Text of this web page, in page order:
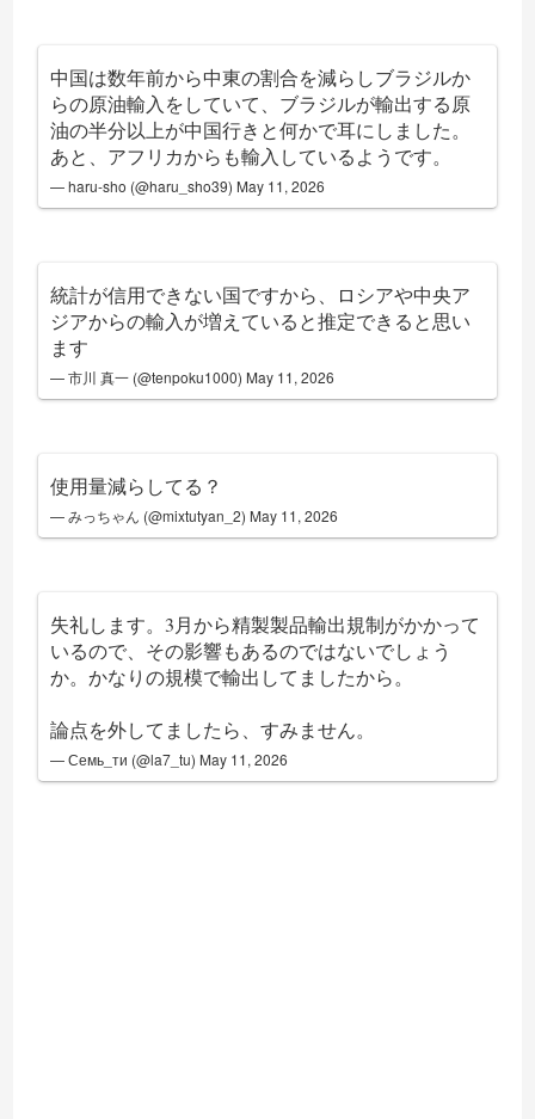
中国は数年前から中東の割合を減らしブラジルか
らの原油輸入をしていて、ブラジルが輸出する原
油の半分以上が中国行きと何かで耳にしました。
あと、アフリカからも輸入しているようです。
— haru-sho (@haru_sho39) May 11, 2026
統計が信用できない国ですから、ロシアや中央ア
ジアからの輸入が増えていると推定できると思い
ます
— 市川 真一 (@tenpoku1000) May 11, 2026
使用量減らしてる？
— みっちゃん (@mixtutyan_2) May 11, 2026
失礼します。3月から精製製品輸出規制がかかって
いるので、その影響もあるのではないでしょう
か。かなりの規模で輸出してましたから。
論点を外してましたら、すみません。
— Семь_ти (@la7_tu) May 11, 2026